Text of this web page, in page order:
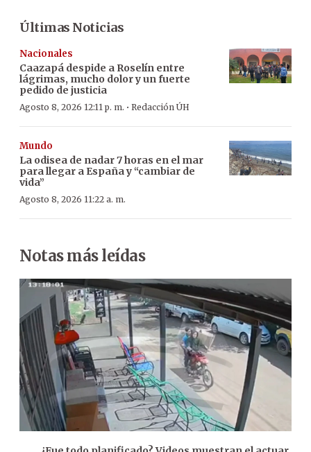
Últimas Noticias
Nacionales
Caazapá despide a Roselín entre
lágrimas, mucho dolor y un fuerte
pedido de justicia
Agosto 8, 2026 12:11 p. m. · Redacción ÚH
Mundo
La odisea de nadar 7 horas en el mar
para llegar a España y “cambiar de
vida”
Agosto 8, 2026 11:22 a. m.
Notas más leídas